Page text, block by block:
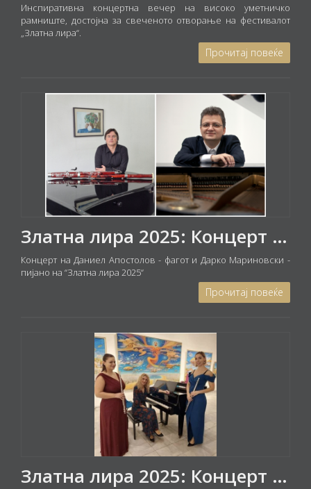
Инспиративна концертна вечер на високо уметничко
рамниште, достојна за свеченото отворање на фестивалот
„Златна лира“.
Прочитај повеќе
Златна лира 2025: Концерт на Даниел Апостолов - фагот и Дарко Мариновски - пијано
Концерт на Даниел Апостолов - фагот и Дарко Мариновски -
пијано на “Златна лира 2025“
Прочитај повеќе
Златна лира 2025: Концерт на Трио Анимато